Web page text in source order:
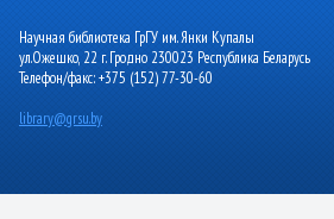
Научная библиотека ГрГУ им. Янки Купалы
ул.Ожешко, 22 г. Гродно 230023 Республика Беларусь
Телефон/факс: +375 (152) 77-30-60
library@grsu.by